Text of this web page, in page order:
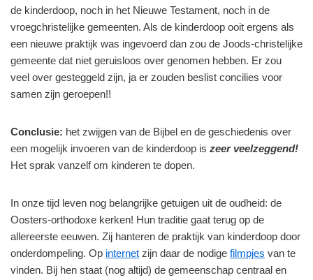
de kinderdoop, noch in het Nieuwe Testament, noch in de
vroegchristelijke gemeenten. Als de kinderdoop ooit ergens als
een nieuwe praktijk was ingevoerd dan zou de Joods-christelijke
gemeente dat niet geruisloos over genomen hebben. Er zou
veel over gesteggeld zijn, ja er zouden beslist concilies voor
samen zijn geroepen!!
Conclusie: het zwijgen van de Bijbel en de geschiedenis over
een mogelijk invoeren van de kinderdoop is zeer veelzeggend!
Het sprak vanzelf om kinderen te dopen.
In onze tijd leven nog belangrijke getuigen uit de oudheid: de
Oosters-orthodoxe kerken! Hun traditie gaat terug op de
allereerste eeuwen. Zij hanteren de praktijk van kinderdoop door
onderdompeling. Op internet zijn daar de nodige filmpjes van te
vinden. Bij hen staat (nog altijd) de gemeenschap centraal en